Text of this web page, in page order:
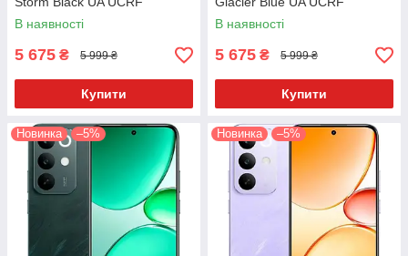
В наявності
5 675 ₴ 5 999 ₴
Купити
В наявності
5 675 ₴ 5 999 ₴
Купити
Новинка –5% Новинка –5%